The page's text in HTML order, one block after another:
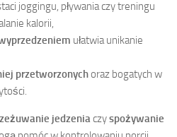
joggingu, pływania czy treningu
kalorii,
ułatwia unikanie
przetworzonychoraz bogatych w
jedzenia czyspożywanie